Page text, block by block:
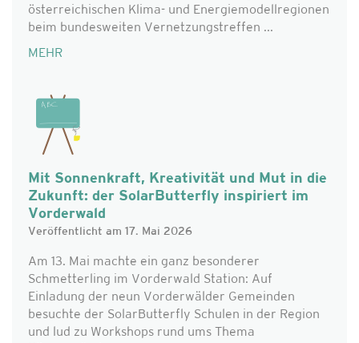
österreichischen Klima- und Energiemodellregionen
beim bundesweiten Vernetzungstreffen ...
MEHR
Mit Sonnenkraft, Kreativität und Mut in die
Zukunft: der SolarButterfly inspiriert im
Vorderwald
Veröffentlicht am 17. Mai 2026
Am 13. Mai machte ein ganz besonderer
Schmetterling im Vorderwald Station: Auf
Einladung der neun Vorderwälder Gemeinden
besuchte der SolarButterfly Schulen in der Region
und lud zu Workshops rund ums Thema